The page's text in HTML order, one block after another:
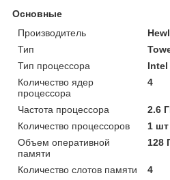
Основные
Производитель
Тип
Тип процессора
Intel
Количество ядер
процессора
4
Частота процессора
2.6
Количество процессоров
1 шт
Объем оперативной
памяти
128
Количество слотов памяти
4